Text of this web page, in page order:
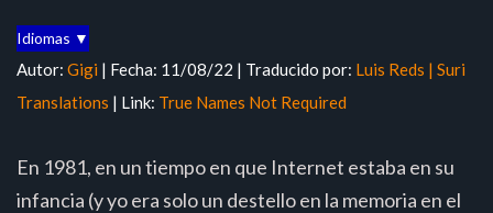
Idiomas ▼
Autor: Gigi | Fecha: 11/08/22 | Traducido por: Luis Reds | Suri
Translations | Link: True Names Not Required
En 1981, en un tiempo en que Internet estaba en su
infancia (y yo era solo un destello en la memoria en el